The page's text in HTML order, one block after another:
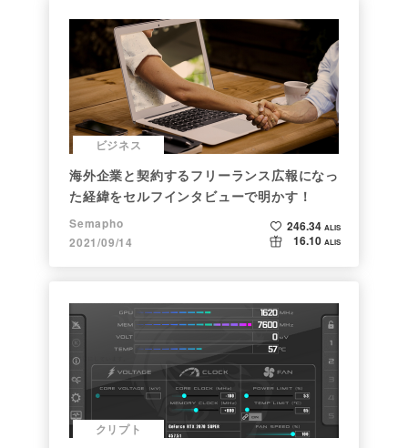
ビジネス
海外企業と契約するフリーランス広報になっ
た経緯をセルフインタビューで明かす！
Semapho
2021/09/14
246.34 ALIS
16.10 ALIS
クリプト